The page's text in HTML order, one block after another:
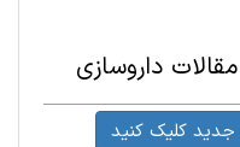
داروسازی
جدید کلیک کنید